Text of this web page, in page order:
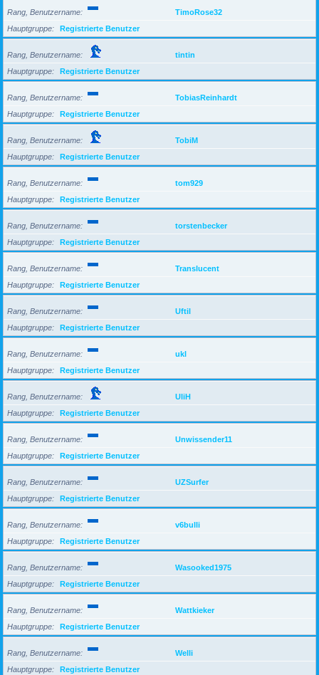
Rang, Benutzername
TimoRose32
Hauptgruppe
Registrierte Benutzer
Rang, Benutzername
tintin
Hauptgruppe
Registrierte Benutzer
Rang, Benutzername
TobiasReinhardt
Hauptgruppe
Registrierte Benutzer
Rang, Benutzername
TobiM
Hauptgruppe
Registrierte Benutzer
Rang, Benutzername
tom929
Hauptgruppe
Registrierte Benutzer
Rang, Benutzername
torstenbecker
Hauptgruppe
Registrierte Benutzer
Rang, Benutzername
Translucent
Hauptgruppe
Registrierte Benutzer
Rang, Benutzername
Uftil
Hauptgruppe
Registrierte Benutzer
Rang, Benutzername
ukl
Hauptgruppe
Registrierte Benutzer
Rang, Benutzername
UliH
Hauptgruppe
Registrierte Benutzer
Rang, Benutzername
Unwissender11
Hauptgruppe
Registrierte Benutzer
Rang, Benutzername
UZSurfer
Hauptgruppe
Registrierte Benutzer
Rang, Benutzername
v6bulli
Hauptgruppe
Registrierte Benutzer
Rang, Benutzername
Wasooked1975
Hauptgruppe
Registrierte Benutzer
Rang, Benutzername
Wattkieker
Hauptgruppe
Registrierte Benutzer
Rang, Benutzername
Welli
Hauptgruppe
Registrierte Benutzer